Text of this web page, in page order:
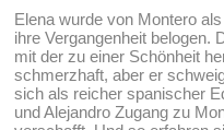
Elena wurde von Montero
ihre Vergangenheit belogen.
mit der zu einer Schönheit
schmerzhaft, aber er
sich als reicher spanischer
und Alejandro Zugang zu